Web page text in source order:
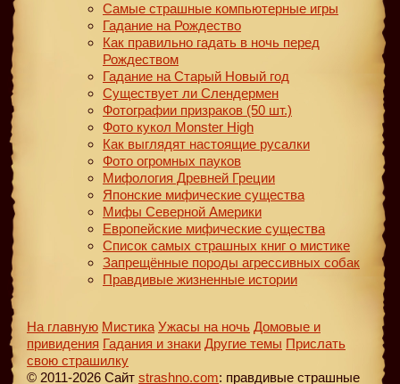
Самые страшные компьютерные игры
Гадание на Рождество
Как правильно гадать в ночь перед
Рождеством
Гадание на Старый Новый год
Существует ли Слендермен
Фотографии призраков (50 шт.)
Фото кукол Monster High
Как выглядят настоящие русалки
Фото огромных пауков
Мифология Древней Греции
Японские мифические существа
Мифы Северной Америки
Европейские мифические существа
Список самых страшных книг о мистике
Запрещённые породы агрессивных собак
Правдивые жизненные истории
На главную Мистика Ужасы на ночь Домовые и
привидения Гадания и знаки Другие темы Прислать
свою страшилку
© 2011-2026 Сайт strashno.com: правдивые страшные